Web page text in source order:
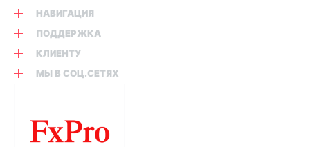
НАВИГАЦИЯ
ПОДДЕРЖКА
КЛИЕНТУ
МЫ В СОЦ.СЕТЯХ